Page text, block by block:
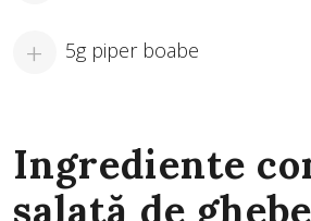
5g piper boabe
Ingrediente
salată de